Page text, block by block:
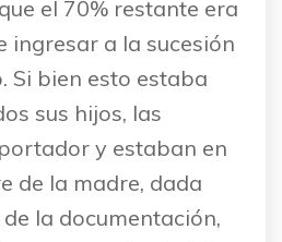
el 70% restante era
ingresar a la sucesión
Si bien esto estaba
sus hijos, las
y estaban en
de la madre, dada
la documentación,